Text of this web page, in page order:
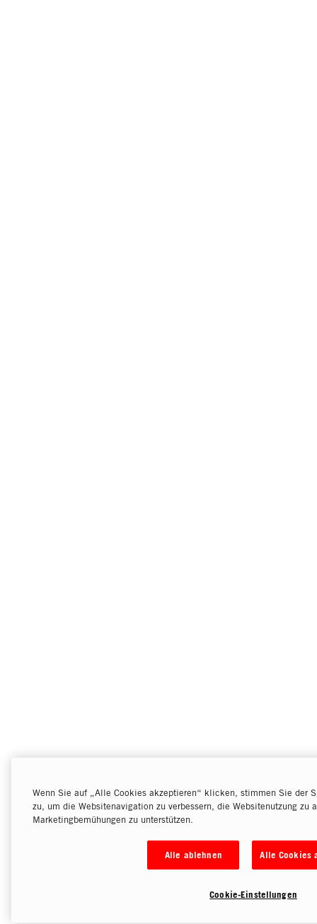
Wenn Sie auf „Alle Cookies akzeptieren“ klicken, stimmen Sie der
zu, um die Websitenavigation zu verbessern, die Websitenutzung zu
Marketingbemühungen zu unterstützen.
Alle ablehnen Alle Cookies
Cookie-Einstellungen